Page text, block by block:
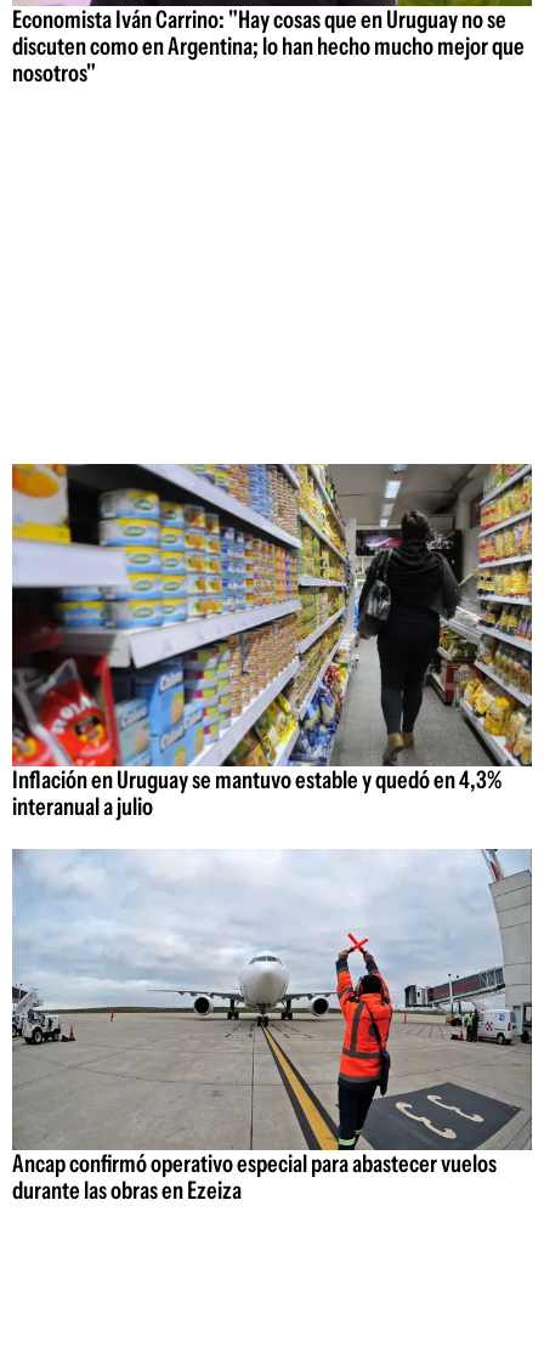
Economista Iván Carrino: "Hay cosas que en Uruguay no se
discuten como en Argentina; lo han hecho mucho mejor que
nosotros"
Inflación en Uruguay se mantuvo estable y quedó en 4,3%
interanual a julio
Ancap confirmó operativo especial para abastecer vuelos
durante las obras en Ezeiza